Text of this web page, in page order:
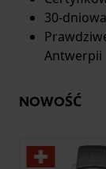
30-
Antwerpii
NOWOŚĆ